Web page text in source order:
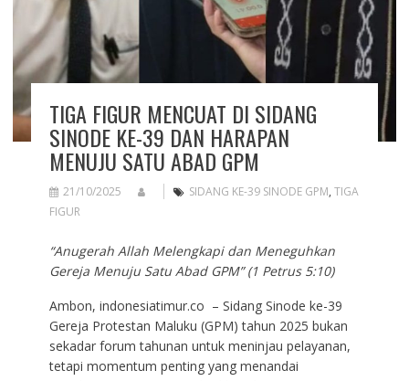
TIGA FIGUR MENCUAT DI SIDANG
SINODE KE-39 DAN HARAPAN
MENUJU SATU ABAD GPM
21/10/2025 SIDANG KE-39 SINODE GPM, TIGA
FIGUR
“Anugerah Allah Melengkapi dan Meneguhkan
Gereja Menuju Satu Abad GPM” (1 Petrus 5:10)
Ambon, indonesiatimur.co – Sidang Sinode ke-39
Gereja Protestan Maluku (GPM) tahun 2025 bukan
sekadar forum tahunan untuk meninjau pelayanan,
tetapi momentum penting yang menandai